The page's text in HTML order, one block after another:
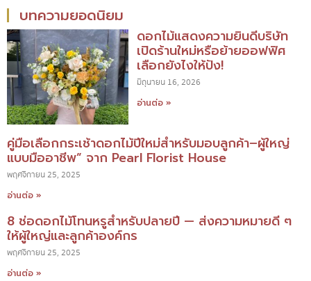
บทความยอดนิยม
ดอกไม้แสดงความยินดีบริษัท
เปิดร้านใหม่หรือย้ายออฟฟิศ
เลือกยังไงให้ปัง!
มิถุนายน 16, 2026
อ่านต่อ »
คู่มือเลือกกระเช้าดอกไม้ปีใหม่สำหรับมอบลูกค้า–ผู้ใหญ่
แบบมืออาชีพ” จาก Pearl Florist House
พฤศจิกายน 25, 2025
อ่านต่อ »
8 ช่อดอกไม้โทนหรูสำหรับปลายปี — ส่งความหมายดี ๆ
ให้ผู้ใหญ่และลูกค้าองค์กร
พฤศจิกายน 25, 2025
อ่านต่อ »